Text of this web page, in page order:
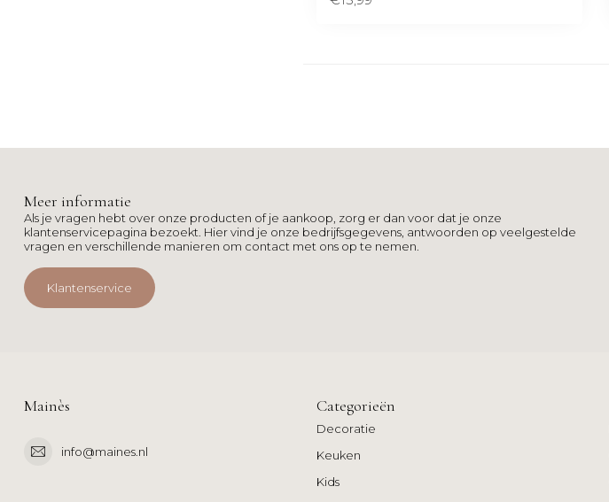
Meer informatie
Als je vragen hebt over onze producten of je aankoop, zorg er dan voor dat je onze
klantenservicepagina bezoekt. Hier vind je onze bedrijfsgegevens, antwoorden op veelgestelde
vragen en verschillende manieren om contact met ons op te nemen.
Klantenservice
Mainès
info@maines.nl
Categorieën
Decoratie
Keuken
Kids